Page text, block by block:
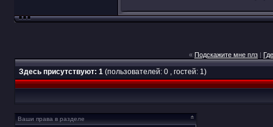
« Подскажите мне плз |
Здесь присутствуют: 1 (пользователей: 0 , гостей: 1)
Ваши права в разделе